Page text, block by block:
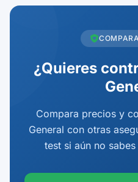
¿Quieres
Compara precios y
General con otras
test si aún no